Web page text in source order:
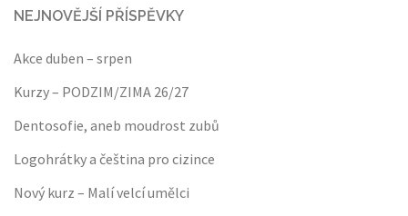
NEJNOVĚJŠÍ PŘÍSPĚVKY
Akce duben – srpen
Kurzy – PODZIM/ZIMA 26/27
Dentosofie, aneb moudrost zubů
Logohrátky a čeština pro cizince
Nový kurz – Malí velcí umělci